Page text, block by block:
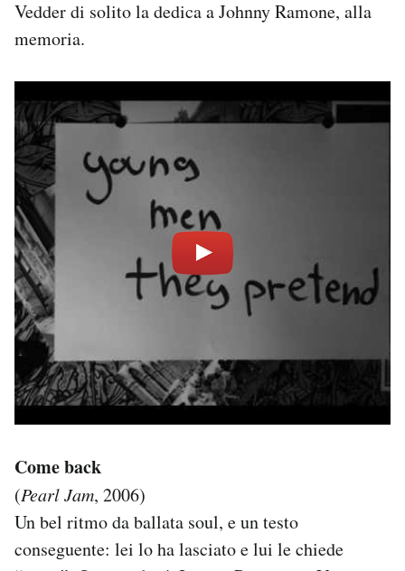
Vedder di solito la dedica a Johnny Ramone, alla
memoria.
Come back
(Pearl Jam, 2006)
Un bel ritmo da ballata soul, e un testo
conseguente: lei lo ha lasciato e lui le chiede